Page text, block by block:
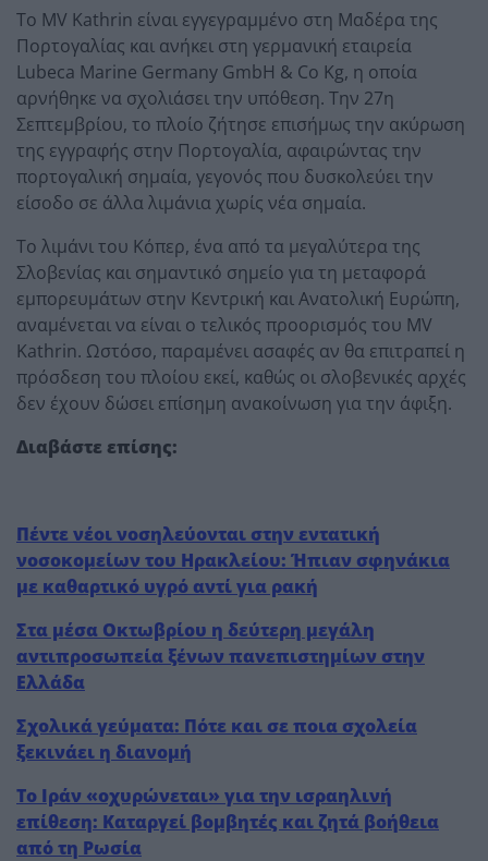
Το MV Kathrin είναι εγγεγραμμένο στη Μαδέρα της
Πορτογαλίας και ανήκει στη γερμανική εταιρεία
Lubeca Marine Germany GmbH & Co Kg, η οποία
αρνήθηκε να σχολιάσει την υπόθεση. Την 27η
Σεπτεμβρίου, το πλοίο ζήτησε επισήμως την ακύρωση
της εγγραφής στην Πορτογαλία, αφαιρώντας την
πορτογαλική σημαία, γεγονός που δυσκολεύει την
είσοδο σε άλλα λιμάνια χωρίς νέα σημαία.
Το λιμάνι του Κόπερ, ένα από τα μεγαλύτερα της
Σλοβενίας και σημαντικό σημείο για τη μεταφορά
εμπορευμάτων στην Κεντρική και Ανατολική Ευρώπη,
αναμένεται να είναι ο τελικός προορισμός του MV
Kathrin. Ωστόσο, παραμένει ασαφές αν θα επιτραπεί η
πρόσδεση του πλοίου εκεί, καθώς οι σλοβενικές αρχές
δεν έχουν δώσει επίσημη ανακοίνωση για την άφιξη.
Διαβάστε επίσης:
Πέντε νέοι νοσηλεύονται στην εντατική
νοσοκομείων του Ηρακλείου: Ήπιαν σφηνάκια
με καθαρτικό υγρό αντί για ρακή
Στα μέσα Οκτωβρίου η δεύτερη μεγάλη
αντιπροσωπεία ξένων πανεπιστημίων στην
Ελλάδα
Σχολικά γεύματα: Πότε και σε ποια σχολεία
ξεκινάει η διανομή
Το Ιράν «οχυρώνεται» για την ισραηλινή
επίθεση: Καταργεί βομβητές και ζητά βοήθεια
από τη Ρωσία